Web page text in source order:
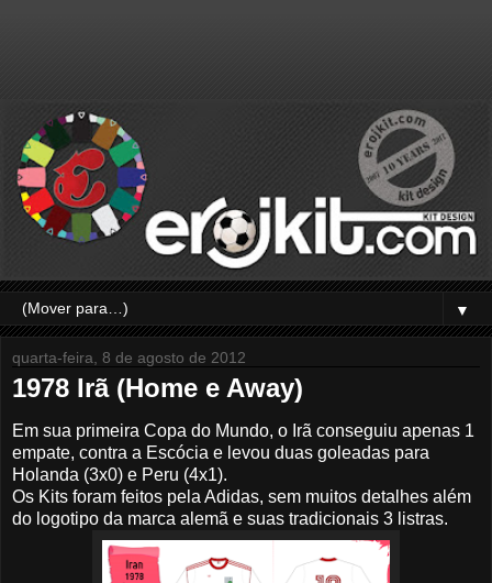
▼
quarta-feira, 8 de agosto de 2012
1978 Irã (Home e Away)
Em sua primeira Copa do Mundo, o Irã conseguiu apenas 1
empate, contra a Escócia e levou duas goleadas para
Holanda (3x0) e Peru (4x1).
Os Kits foram feitos pela Adidas, sem muitos detalhes além
do logotipo da marca alemã e suas tradicionais 3 listras.